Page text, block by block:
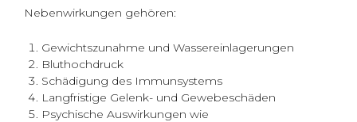
Nebenwirkungen gehören:
Gewichtszunahme und Wassereinlagerungen
Bluthochdruck
Schädigung des Immunsystems
Langfristige Gelenk- und Gewebeschäden
Psychische Auswirkungen wie